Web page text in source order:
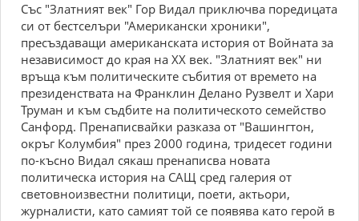
Със "Златният век" Гор Видал приключва поредицата
си от бестселъри "Американски хроники",
пресъздаващи американската история от Войната за
независимост до края на XX век. "Златният век" ни
връща към политическите събития от времето на
президенствата на Франклин Делано Рузвелт и Хари
Труман и към съдбите на политическото семейство
Санфорд. Пренаписвайки разказа от "Вашингтон,
окръг Колумбия" през 2000 година, тридесет години
по-късно Видал сякаш пренаписва новата
политическа история на САЩ сред галерия от
световноизвестни политици, поети, актьори,
журналисти, като самият той се появява като герой в